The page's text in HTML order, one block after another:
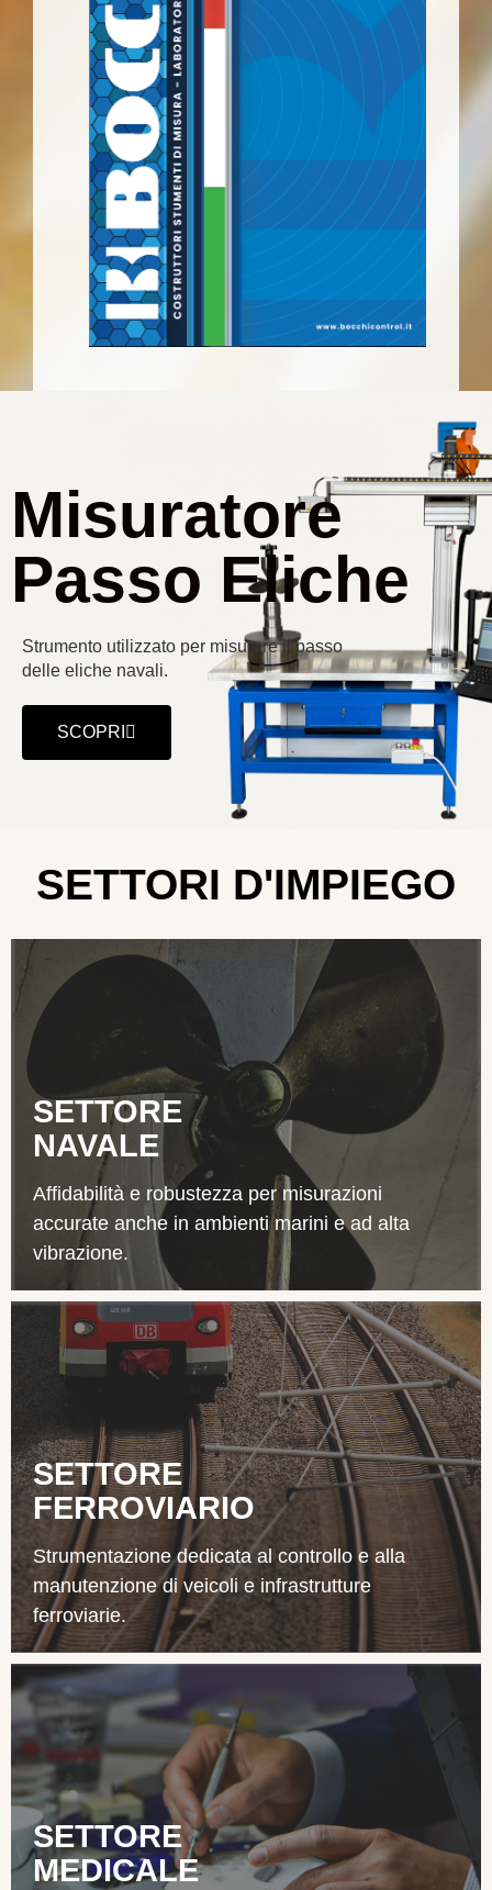
Misuratore
Passo Eliche
Strumento utilizzato per misurare il passo
delle eliche navali.
SCOPRI
SETTORI D'IMPIEGO
SETTORE
NAVALE
Affidabilità e robustezza per misurazioni
accurate anche in ambienti marini e ad alta
vibrazione.
SETTORE
FERROVIARIO
Strumentazione dedicata al controllo e alla
manutenzione di veicoli e infrastrutture
ferroviarie.
SETTORE
MEDICALE